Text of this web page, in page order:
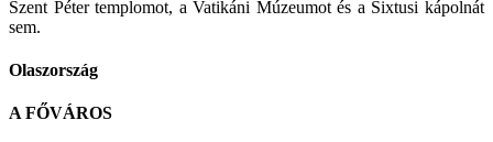
Szent Péter templomot, a Vatikáni Múzeumot és a Sixtusi kápolnát
sem.
Olaszország
A FŐVÁROS